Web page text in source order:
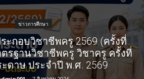
ข่าวการศึกษา
ะกอบวิชาชีพครู 2569 (ครั้งที่
รฐานวิชาชีพครู วิชาครู ครั้งที่
ดาษ ประจำปี พ.ศ. 2569